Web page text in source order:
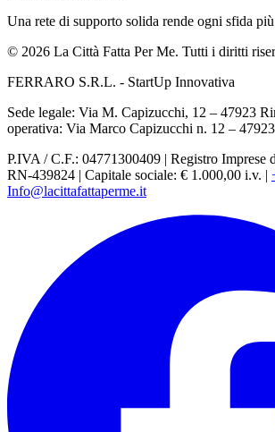
Una rete di supporto solida rende ogni sfida
© 2026 La Città Fatta Per Me. Tutti i diritti
FERRARO S.R.L. - StartUp Innovativa
Sede legale: Via M. Capizucchi, 12 – 47923
operativa: Via Marco Capizucchi n. 12 –
P.IVA / C.F.: 04771300409 | Registro Imprese
RN-439824 | Capitale sociale: € 1.000,00 i.v. |
Info@lacittafattaperme.it